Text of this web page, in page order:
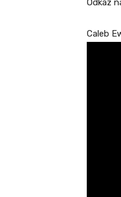
Odkaz
Caleb